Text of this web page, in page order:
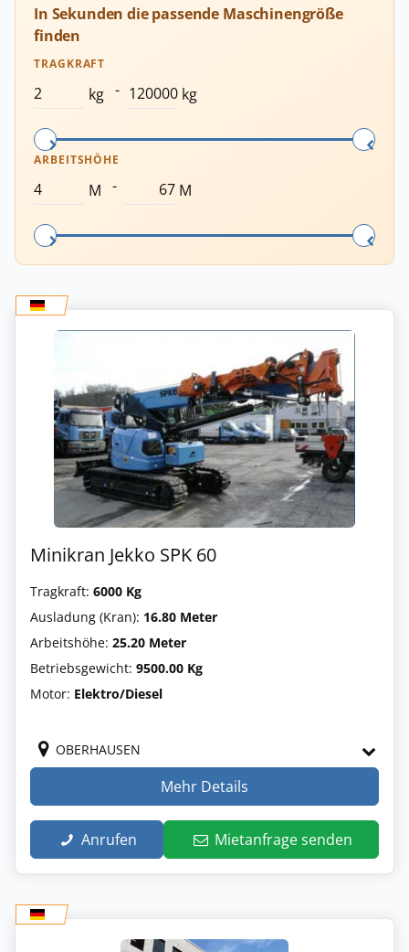
In Sekunden die passende Maschinengröße
finden
TRAGKRAFT
kg - kg
ARBEITSHÖHE
M - M
Minikran Jekko SPK 60
Tragkraft: 6000 Kg
Ausladung (Kran): 16.80 Meter
Arbeitshöhe: 25.20 Meter
Betriebsgewicht: 9500.00 Kg
Motor: Elektro/Diesel
OBERHAUSEN
Mehr Details
Anrufen Mietanfrage senden